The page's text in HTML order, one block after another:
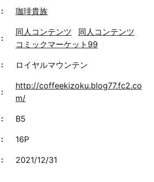
珈琲貴族
同人コンテンツ
同人コンテンツ
コミックマーケット99
ロイヤルマウンテン
http://coffeekizoku.blog77.fc2.co
m/
B5
16P
2021/12/31